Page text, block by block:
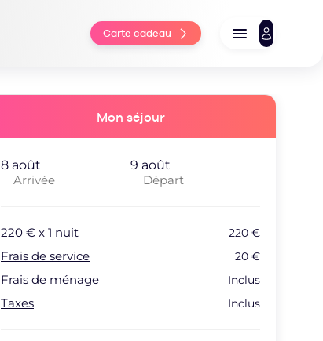
Carte cadeau
Mon séjour
Arrivée Départ
220 € x 1 nuit 220 €
Frais de service 20 €
Frais de ménage Inclus
Taxes Inclus